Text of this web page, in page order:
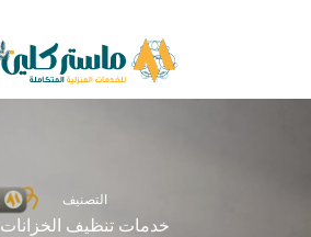
التصنيف
خدمات تنظيف الخزانات